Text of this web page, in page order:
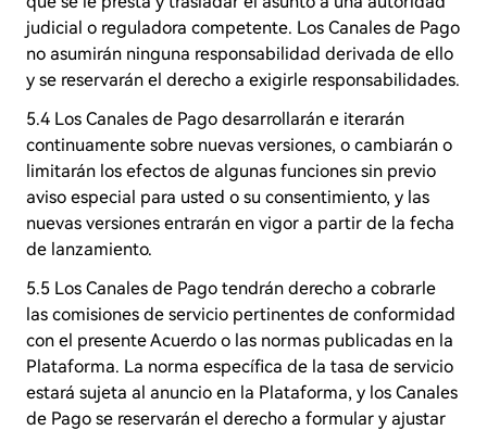
judicial o reguladora competente. Los Canales de Pago
no asumirán ninguna responsabilidad derivada de ello
y se reservarán el derecho a exigirle responsabilidades.
5.4 Los Canales de Pago desarrollarán e iterarán
continuamente sobre nuevas versiones, o cambiarán o
limitarán los efectos de algunas funciones sin previo
aviso especial para usted o su consentimiento, y las
nuevas versiones entrarán en vigor a partir de la fecha
de lanzamiento.
5.5 Los Canales de Pago tendrán derecho a cobrarle
las comisiones de servicio pertinentes de conformidad
con el presente Acuerdo o las normas publicadas en la
Plataforma. La norma específica de la tasa de servicio
estará sujeta al anuncio en la Plataforma, y los Canales
de Pago se reservarán el derecho a formular y ajustar